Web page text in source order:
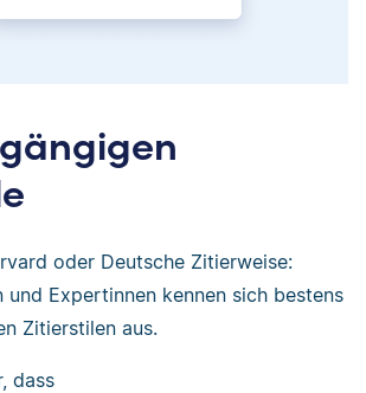
oder Deutsche Zitierweise:
und Expertinnen kennen sich bestens
Zitierstilen aus.
dass